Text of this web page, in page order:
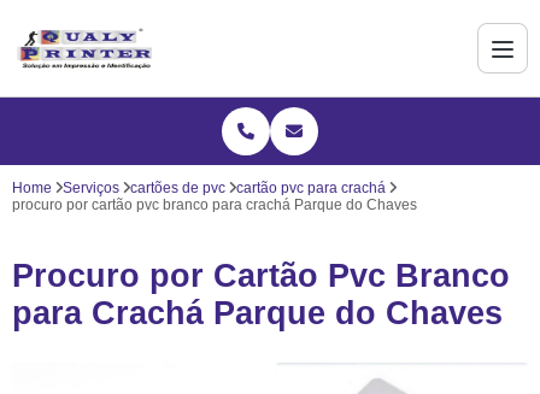
Home Serviços cartões de pvc
cartão pvc para crachá
procuro por cartão pvc branco para crachá Parque do Chaves
Procuro por Cartão Pvc Branco
para Crachá Parque do Chaves